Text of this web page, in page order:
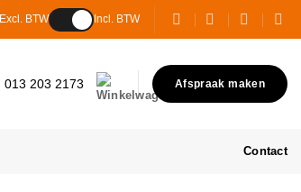
Excl. BTW Incl. BTW
013 203 2173 Afspraak maken
Contact